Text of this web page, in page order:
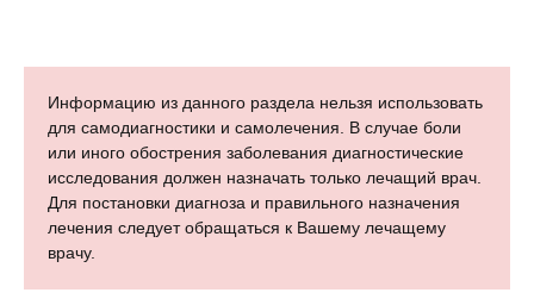
Информацию из данного раздела нельзя использовать
для самодиагностики и самолечения. В случае боли
или иного обострения заболевания диагностические
исследования должен назначать только лечащий врач.
Для постановки диагноза и правильного назначения
лечения следует обращаться к Вашему лечащему
врачу.